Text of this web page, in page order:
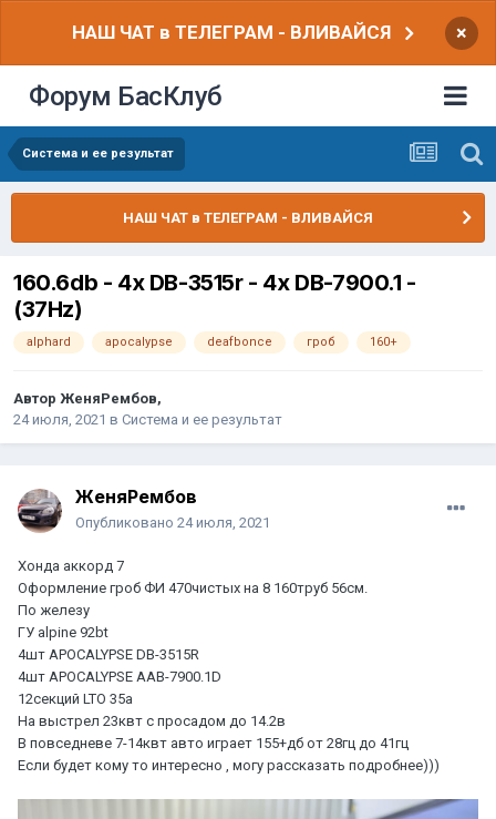
НАШ ЧАТ в ТЕЛЕГРАМ - ВЛИВАЙСЯ ×
Форум БасКлуб
Система и ее результат
НАШ ЧАТ в ТЕЛЕГРАМ - ВЛИВАЙСЯ
160.6db - 4x DB-3515r - 4x DB-7900.1 -
(37Hz)
alphard apocalypse deafbonce гроб 160+
Автор ЖеняРембов,
24 июля, 2021 в Система и ее результат
ЖеняРембов
Опубликовано 24 июля, 2021
Хонда аккорд 7
Оформление гроб ФИ 470чистых на 8 160труб 56см.
По железу
ГУ alpine 92bt
4шт APOCALYPSE DB-3515R
4шт APOCALYPSE AAB-7900.1D
12секций LTO 35a
На выстрел 23квт с просадом до 14.2в
В повседневе 7-14квт авто играет 155+дб от 28гц до 41гц
Если будет кому то интересно , могу рассказать подробнее)))